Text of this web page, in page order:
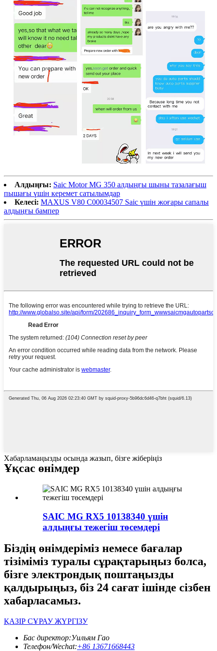
Алдыңғы: Saic Motor MG 350 алдыңғы шыны тазалағыш
пышағы үшін керемет сатылымдар
Келесі: MAXUS V80 C00034507 Saic үшін жоғары сапалы
алдыңғы бампер
Хабарламаңызды осында жазып, бізге жіберіңіз
Ұқсас өнімдер
SAIC MG RX5 10138340 үшін
алдыңғы тежегіш төсемдері
Біздің өнімдеріміз немесе бағалар
тізіміміз туралы сұрақтарыңыз болса,
бізге электрондық поштаңызды
қалдырыңыз, біз 24 сағат ішінде сізбен
хабарласамыз.
ҚАЗІР СҰРАУ ЖҮРГІЗУ
Бас директор:Уильям Гао
Телефон/Wechat:+86 13671668443